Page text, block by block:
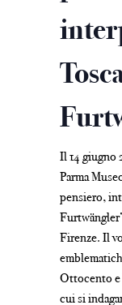
Il 14 giugno
Parma
pensiero,
Firenze. Il
Ottocento e
cui si